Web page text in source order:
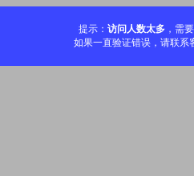
提示： 访问人数太多 ，需
如果一直验证错误，请联系